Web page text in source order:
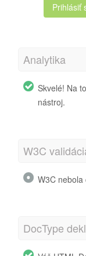
Prihlásiť
Analytika
Skvelé! Na
nástroj.
W3C
W3C nebola
DocType